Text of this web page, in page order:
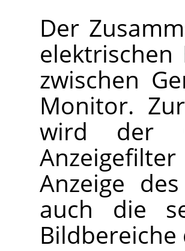
Der
zwischen
Monitor.
wird der
Anzeige
auch die